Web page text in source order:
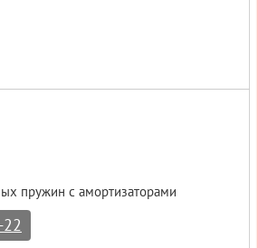
пружин с амортизаторами